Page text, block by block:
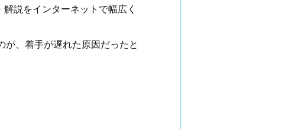
説をインターネットで幅広く
、着手が遅れた原因だったと